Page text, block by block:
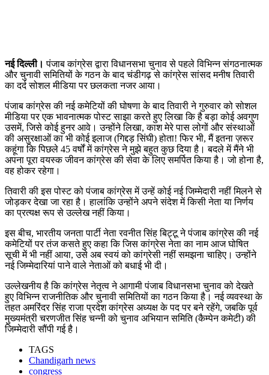
नई दिल्ली। पंजाब कांग्रेस द्वारा विधानसभा चुनाव से पहले विभिन्न संगठनात्मक
और चुनावी समितियों के गठन के बाद चंडीगढ़ से कांग्रेस सांसद मनीष तिवारी
का दर्द सोशल मीडिया पर छलकता नजर आया।
पंजाब कांग्रेस की नई कमेटियों की घोषणा के बाद तिवारी ने गुरुवार को सोशल
मीडिया पर एक भावनात्मक पोस्ट साझा करते हुए लिखा कि है बड़ा कोई अवगुण
उसमें, जिसे कोई हुनर आवे। उन्होंने लिखा, काश मेरे पास लोगों और संस्थाओं
की असुरक्षाओं का भी कोई इलाज (गिद्दड़ सिंघी) होता! फिर भी, मैं इतना ज़रूर
कहूंगा कि पिछले 45 वर्षों में कांग्रेस ने मुझे बहुत कुछ दिया है। बदले में मैंने भी
अपना पूरा वयस्क जीवन कांग्रेस की सेवा के लिए समर्पित किया है। जो होना है,
वह होकर रहेगा।
तिवारी की इस पोस्ट को पंजाब कांग्रेस में उन्हें कोई नई जिम्मेदारी नहीं मिलने से
जोड़कर देखा जा रहा है। हालांकि उन्होंने अपने संदेश में किसी नेता या निर्णय
का प्रत्यक्ष रूप से उल्लेख नहीं किया।
इस बीच, भारतीय जनता पार्टी नेता रवनीत सिंह बिट्टू ने पंजाब कांग्रेस की नई
कमेटियों पर तंज कसते हुए कहा कि जिस कांग्रेस नेता का नाम आज घोषित
सूची में भी नहीं आया, उसे अब स्वयं को कांग्रेसी नहीं समझना चाहिए। उन्होंने
नई जिम्मेदारियां पाने वाले नेताओं को बधाई भी दी।
उल्लेखनीय है कि कांग्रेस नेतृत्व ने आगामी पंजाब विधानसभा चुनाव को देखते
हुए विभिन्न राजनीतिक और चुनावी समितियों का गठन किया है। नई व्यवस्था के
तहत अमरिंदर सिंह राजा प्रदेश कांग्रेस अध्यक्ष के पद पर बने रहेंगे, जबकि पूर्व
मुख्यमंत्री चरणजीत सिंह चन्नी को चुनाव अभियान समिति (कैम्पेन कमेटी) की
जिम्मेदारी सौंपी गई है।
TAGS
Chandigarh news
congress